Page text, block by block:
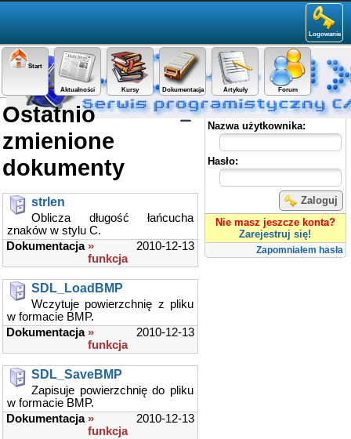
Logowanie
Start
Aktualności Kursy Dokumentacja Artykuły Forum
Panel użytkownika
Nazwa użytkownika:
Hasło:
Zaloguj
Nie masz jeszcze konta?
Zarejestruj się!
Zapomniałem hasła
Ostatnio
zmienione
dokumenty
strlen
Oblicza długość łańcucha
znaków w stylu C.
2010-12-13
Dokumentacja »
funkcja
SDL_LoadBMP
Wczytuje powierzchnię z pliku
w formacie BMP.
2010-12-13
Dokumentacja »
funkcja
SDL_SaveBMP
Zapisuje powierzchnię do pliku
w formacie BMP.
2010-12-13
Dokumentacja »
funkcja